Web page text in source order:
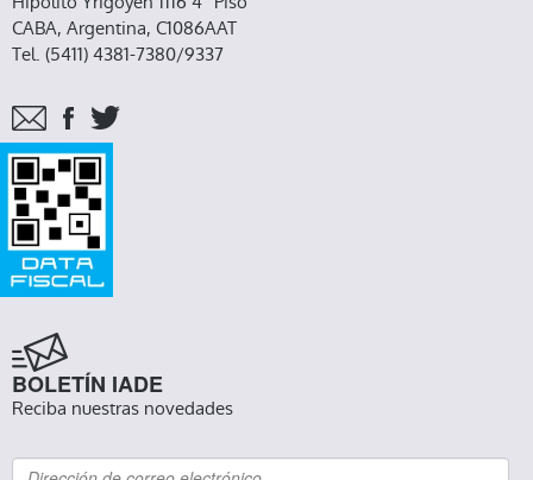
CABA, Argentina, C1086AAT
Tel. (5411) 4381-7380/9337
BOLETÍN IADE
Reciba nuestras novedades